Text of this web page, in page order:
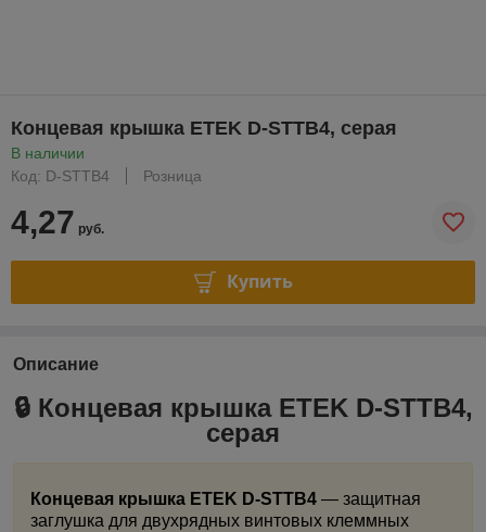
Концевая крышка ETEK D-STTB4, серая
В наличии
Код: D-STTB4
Розница
4,27 руб.
Купить
Описание
🔒 Концевая крышка ETEK D-STTB4,
серая
Концевая крышка ETEK D-STTB4 — защитная
заглушка для двухрядных винтовых клеммных